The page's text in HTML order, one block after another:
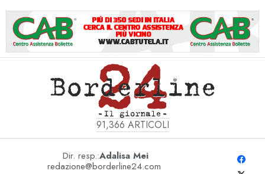
91,366 ARTICOLI
Dir. resp.:Adalisa Mei
redazione@borderline24.com